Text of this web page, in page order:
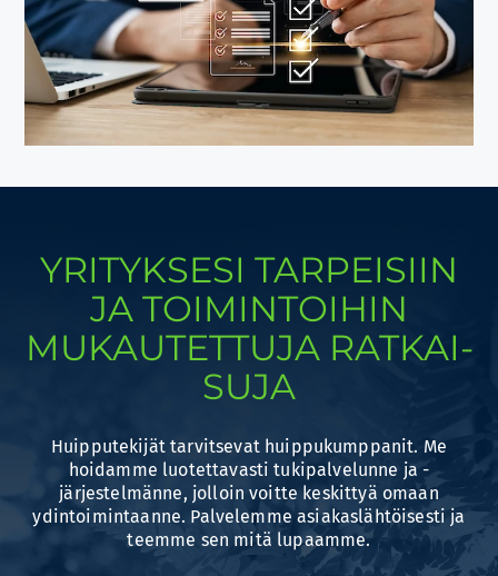
YRITYKSESI TARPEISIIN
JA TOIMIN­TOIHIN
MUKAUTET­TUJA RATKAI­
SUJA
Huipputekijät tarvitsevat huippukumppanit. Me
hoidamme luotettavasti tukipalvelunne ja -
järjestelmänne, jolloin voitte keskittyä omaan
ydintoimintaanne. Palvelemme asiakaslähtöisesti ja
teemme sen mitä lupaamme.